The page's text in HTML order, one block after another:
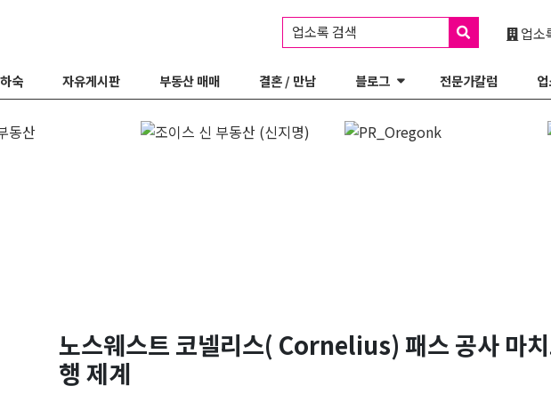
업소
업소록 검색
숙 자유게시판 부동산 매매 결혼 / 만남 블로그 전문가칼럼
노스웨스트 코넬리스( Cornelius) 패스 공사 마
행 제계